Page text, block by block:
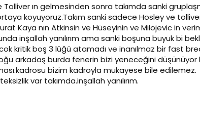
ın gelmesinden sonra takımda sanki
koyuyoruz.Takım sanki sadece Hosley ve
Kaya nın Atkinsin ve Hüseyinin ve Milojevic in
inşallah yanılırım ama sanki boşuna buyuk bi
kritik boş 3 lüğü atamadı ve inanılmaz bir fast
arkadaş burda fenerin bizi yeneceğini
bizim kadroyla mukayese bile edilemez.
var takımda.inşallah yanılırım.